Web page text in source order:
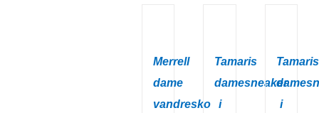
Merrell
dame
vandresko
Tamaris
damesneaker
i
Tamaris
i